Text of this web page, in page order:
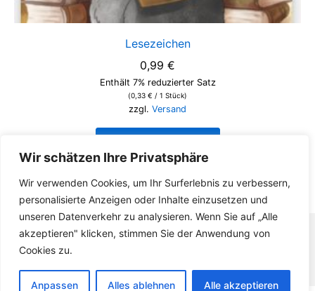
Wir schätzen Ihre Privatsphäre
Wir verwenden Cookies, um Ihr Surferlebnis zu verbessern,
personalisierte Anzeigen oder Inhalte einzusetzen und
unseren Datenverkehr zu analysieren. Wenn Sie auf „Alle
akzeptieren" klicken, stimmen Sie der Anwendung von
Cookies zu.
Anpassen Alles ablehnen Alle akzeptieren
Lesezeichen
0,99 €
Enthält 7% reduzierter Satz
(0,33 € / 1 Stück)
zzgl. Versand
Copyright © 2026360GradEltern— powered by